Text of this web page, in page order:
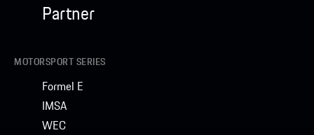
Partner
MOTORSPORT SERIES
Formel E
IMSA
WEC